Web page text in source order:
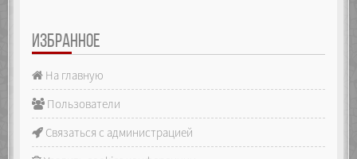
ИЗБРАННОЕ
На главную
Пользователи
Связаться с администрацией